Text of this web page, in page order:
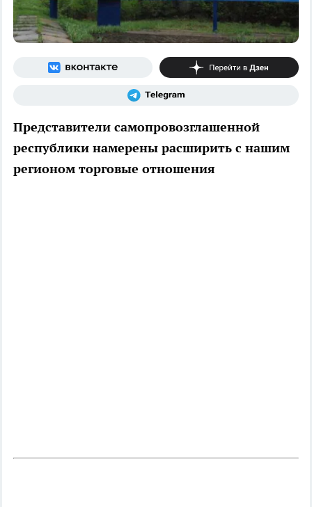
Представители самопровозглашенной
республики намерены расширить с нашим
регионом торговые отношения